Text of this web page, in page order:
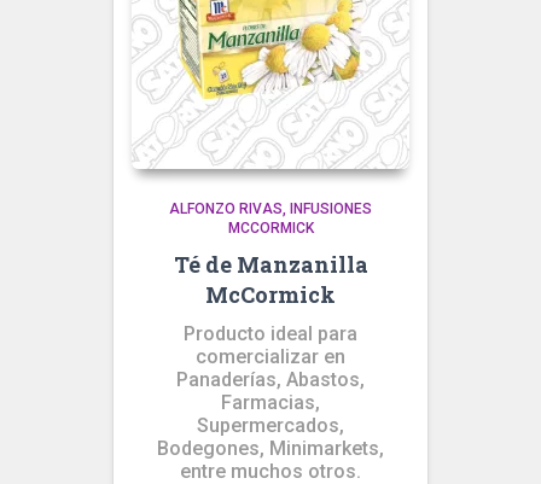
ALFONZO RIVAS
INFUSIONES
MCCORMICK
Té de Manzanilla
McCormick
Producto ideal para
comercializar en
Panaderías, Abastos,
Farmacias,
Supermercados,
Bodegones, Minimarkets,
entre muchos otros.